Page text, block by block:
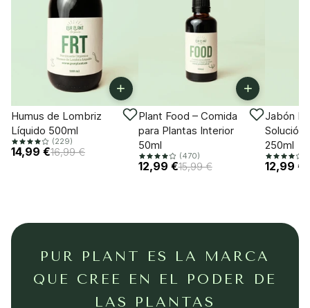
-11%
+
Humus de Lombriz
Líquido 500ml
(229)
14,99 €16,99 €
-18%
+
Plant Food – Comida
para Plantas Interior
50ml
(470)
12,99 €15,99 €
-18%
Jabón
Solución
250ml
12,99 €
PUR PLANT ES LA MARCA
QUE CREE EN EL PODER DE
LAS PLANTAS